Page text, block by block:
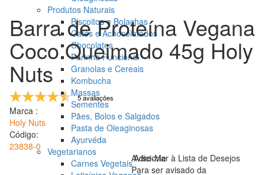
Produtos Naturais
Biscoitos e Bolachas
Cafés e Achocolatados
Chocolates
Farinha Funcional
Granolas e Cereais
Kombucha
Massas
Sementes
Pães, Bolos e Salgados
Pasta de Oleaginosas
Ayurvéda
Vegetarianos
Carnes Vegetais
Barra de Proteína Vegana
Coco Queimado 45g Holy
Nuts
5 avaliações
Marca :
Holy Nuts
Código:
23838-0
Avise-Me
Para ser avisado da
Adicionar à Lista de Desejos